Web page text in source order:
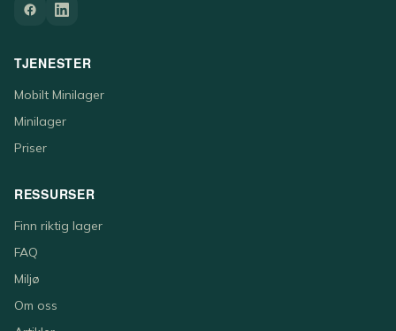
TJENESTER
Mobilt Minilager
Minilager
Priser
RESSURSER
Finn riktig lager
FAQ
Miljø
Om oss